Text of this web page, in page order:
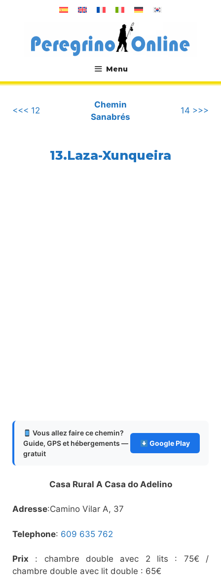
Menu
.
<<< 12
Chemin
Sanabrés
14 >>>
13.Laza-Xunqueira
Vous allez faire ce chemin?
Guide, GPS et hébergements —
gratuit
Google Play
Casa Rural A Casa do Adelino
Adresse:Camino Vilar A, 37
Telephone: 609 635 762
Prix : chambre double avec 2 lits : 75€ /
chambre double avec lit double : 65€